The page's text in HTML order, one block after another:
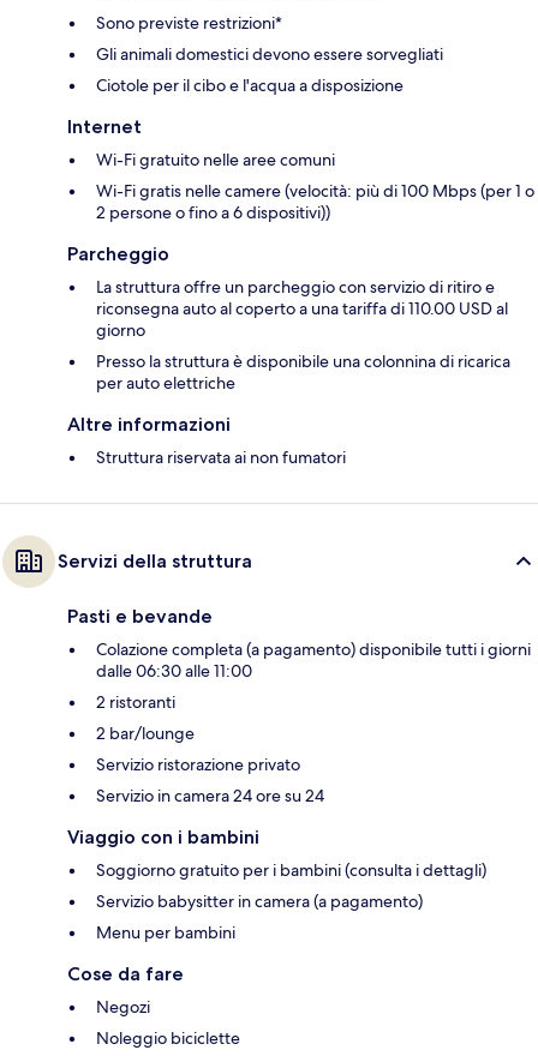
Sono previste restrizioni*
Gli animali domestici devono essere sorvegliati
Ciotole per il cibo e l'acqua a disposizione
Internet
Wi-Fi gratuito nelle aree comuni
Wi-Fi gratis nelle camere (velocità: più di 100 Mbps (per 1 o
2 persone o fino a 6 dispositivi))
Parcheggio
La struttura offre un parcheggio con servizio di ritiro e
riconsegna auto al coperto a una tariffa di 110.00 USD al
giorno
Presso la struttura è disponibile una colonnina di ricarica
per auto elettriche
Altre informazioni
Struttura riservata ai non fumatori
Servizi della struttura
Pasti e bevande
Colazione completa (a pagamento) disponibile tutti i giorni
dalle 06:30 alle 11:00
2 ristoranti
2 bar/lounge
Servizio ristorazione privato
Servizio in camera 24 ore su 24
Viaggio con i bambini
Soggiorno gratuito per i bambini (consulta i dettagli)
Servizio babysitter in camera (a pagamento)
Menu per bambini
Cose da fare
Negozi
Noleggio biciclette